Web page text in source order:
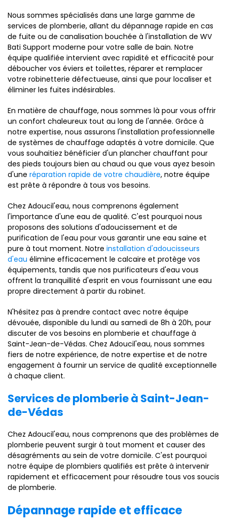
Nous sommes spécialisés dans une large gamme de
services de plomberie, allant du dépannage rapide en cas
de fuite ou de canalisation bouchée à l'installation de WV
Bati Support moderne pour votre salle de bain. Notre
équipe qualifiée intervient avec rapidité et efficacité pour
déboucher vos éviers et toilettes, réparer et remplacer
votre robinetterie défectueuse, ainsi que pour localiser et
éliminer les fuites indésirables.
En matière de chauffage, nous sommes là pour vous offrir
un confort chaleureux tout au long de l'année. Grâce à
notre expertise, nous assurons l'installation professionnelle
de systèmes de chauffage adaptés à votre domicile. Que
vous souhaitiez bénéficier d'un plancher chauffant pour
des pieds toujours bien au chaud ou que vous ayez besoin
d'une réparation rapide de votre chaudière, notre équipe
est prête à répondre à tous vos besoins.
Chez Adoucil'eau, nous comprenons également
l'importance d'une eau de qualité. C'est pourquoi nous
proposons des solutions d'adoucissement et de
purification de l'eau pour vous garantir une eau saine et
pure à tout moment. Notre installation d'adoucisseurs
d'eau élimine efficacement le calcaire et protège vos
équipements, tandis que nos purificateurs d'eau vous
offrent la tranquillité d'esprit en vous fournissant une eau
propre directement à partir du robinet.
N'hésitez pas à prendre contact avec notre équipe
dévouée, disponible du lundi au samedi de 8h à 20h, pour
discuter de vos besoins en plomberie et chauffage à
Saint-Jean-de-Védas. Chez Adoucil'eau, nous sommes
fiers de notre expérience, de notre expertise et de notre
engagement à fournir un service de qualité exceptionnelle
à chaque client.
Services de plomberie à Saint-Jean-
de-Védas
Chez Adoucil'eau, nous comprenons que des problèmes de
plomberie peuvent surgir à tout moment et causer des
désagréments au sein de votre domicile. C'est pourquoi
notre équipe de plombiers qualifiés est prête à intervenir
rapidement et efficacement pour résoudre tous vos soucis
de plomberie.
Dépannage rapide et efficace